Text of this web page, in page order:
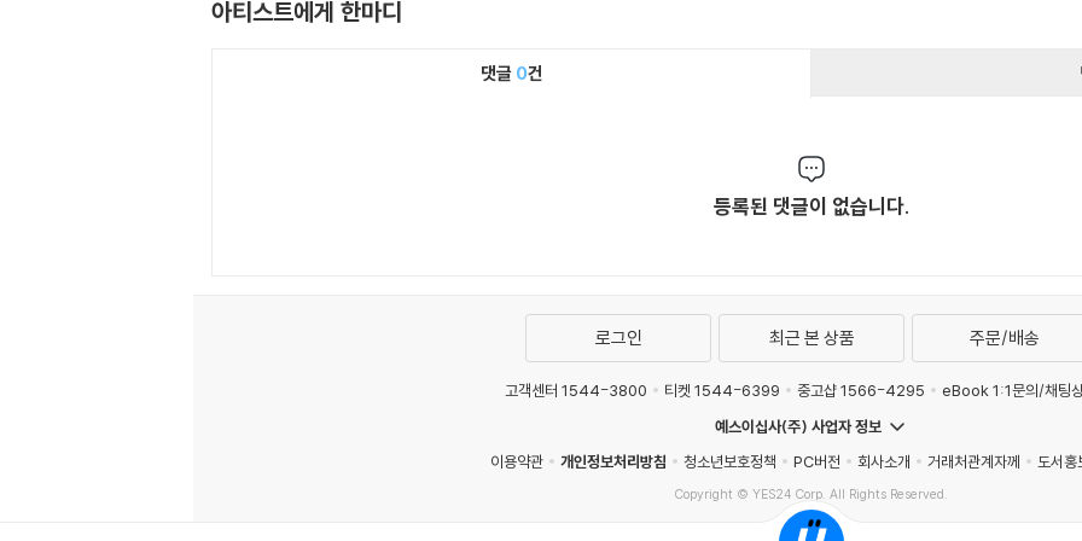
아티스트에게 한마디
댓글 0건
등록된 댓글이 없습니다.
로그인 최근 본 상품 주문/배송
고객센터 1544-3800 티켓 1544-6399 중고샵 1566-4295
eBook 1:1문의/채팅
예스이십사(주) 사업자 정보
이용약관
개인정보처리방침 청소년보호정책 PC버전 회사소개 거래처관계자께 도서홍
Copyright © YES24 Corp. All Rights Reserved.